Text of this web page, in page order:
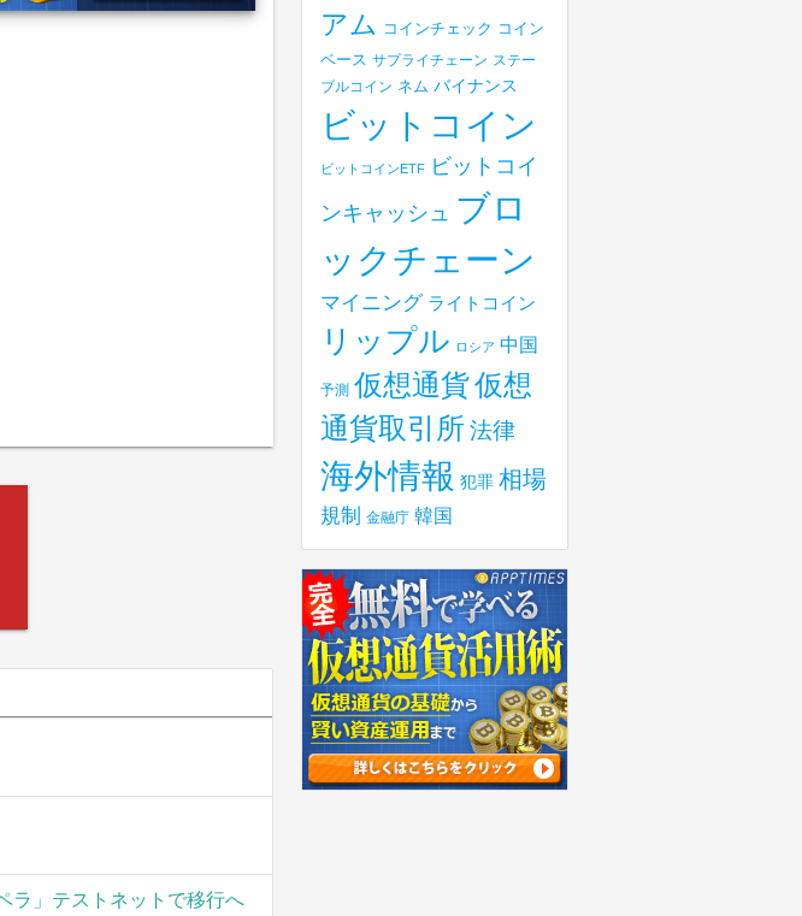
ラ」テストネットで移行へ
アム コインチェック コイン
ベース サプライチェーン ステー
ブルコイン ネム バイナンス
ビットコイン
ビットコインETF
ビットコイ
ンキャッシュ ブロ
ックチェーン
マイニング ライトコイン
リップル ロシア 中国
予測 仮想通貨仮想
通貨取引所 法律
海外情報 犯罪 相場
規制 金融庁 韓国